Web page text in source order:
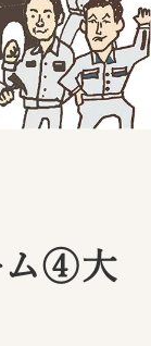
ム④大